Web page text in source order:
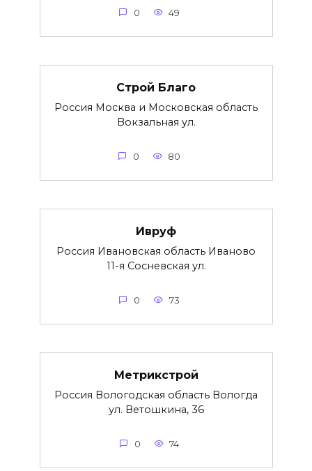
0 49
Строй Благо
Россия Москва и Московская область
Вокзальная ул.
0 80
Ивруф
Россия Ивановская область Иваново
11-я Сосневская ул.
0 73
Метрикстрой
Россия Вологодская область Вологда
ул. Ветошкина, 36
0 74